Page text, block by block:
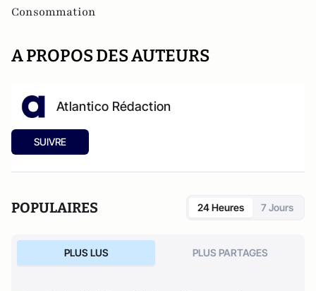
Consommation
A PROPOS DES AUTEURS
Atlantico Rédaction
SUIVRE
POPULAIRES 24 Heures 7 Jours
PLUS LUS PLUS PARTAGES